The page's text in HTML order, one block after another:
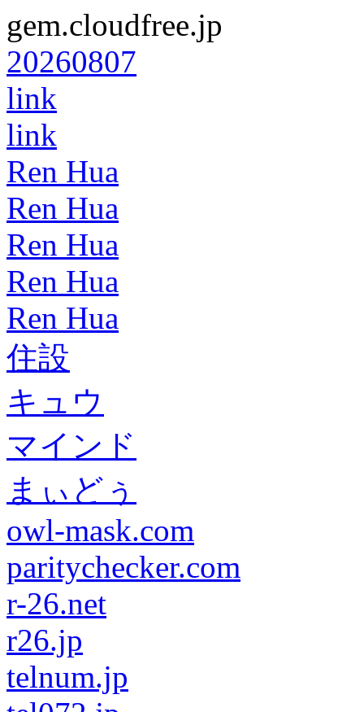
gem.cloudfree.jp
20260807
link
link
Ren Hua
Ren Hua
Ren Hua
Ren Hua
Ren Hua
住設
キュウ
マインド
まぃどぅ
owl-mask.com
paritychecker.com
r-26.net
r26.jp
telnum.jp